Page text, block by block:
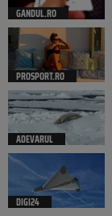
GANDUL.RO
PROSPORT.RO
ADEVARUL
DIGI24